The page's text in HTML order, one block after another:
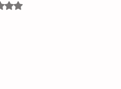
Hodnoceno NaN z 5 hvězdiček.